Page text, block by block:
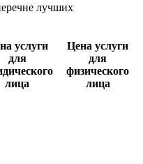
лучших
услуги
для
лица
Цена услуги
для
физического
лица